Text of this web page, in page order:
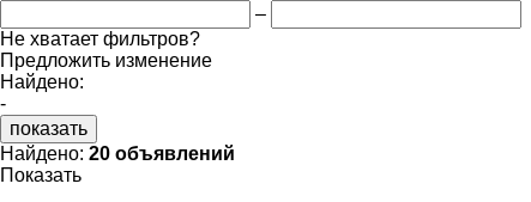
–
Не хватает фильтров?
Предложить изменение
Найдено:
-
показать
Найдено: 20 объявлений
Показать